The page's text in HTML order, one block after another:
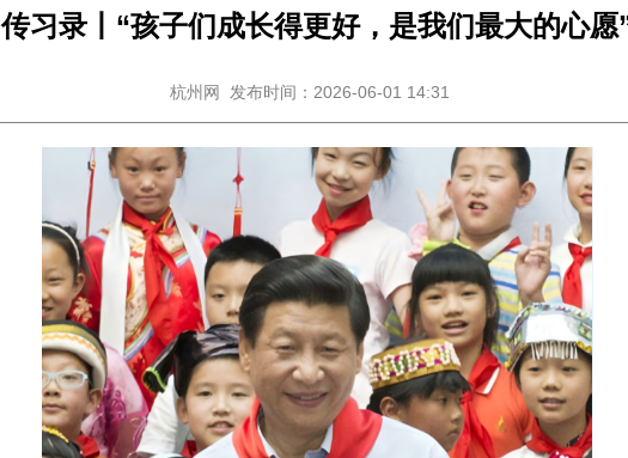
传习录丨“孩子们成长得更好，是我们最大的心愿
杭州网 发布时间：2026-06-01 14:31